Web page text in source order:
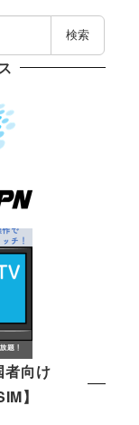
検索
者向け
】